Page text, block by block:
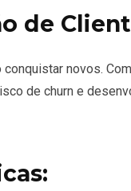
de
novos.
de churn e